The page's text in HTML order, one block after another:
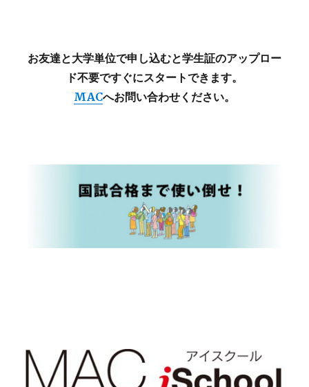
お友達と大学単位で申し込むと学生証のアップロー
ド不要ですぐにスタートできます。
MACへお問い合わせください。